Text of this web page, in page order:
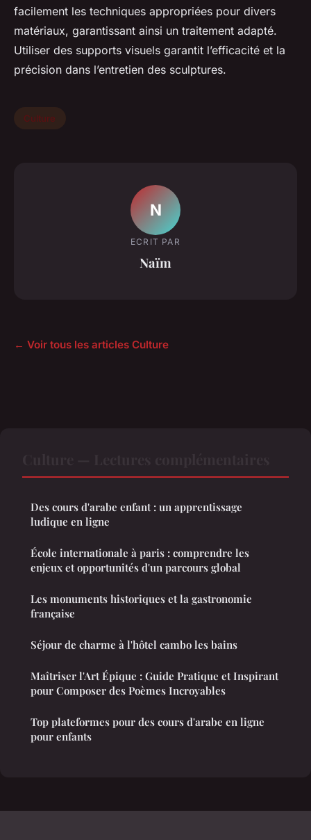
facilement les techniques appropriées pour divers
matériaux, garantissant ainsi un traitement adapté.
Utiliser des supports visuels garantit l’efficacité et la
précision dans l’entretien des sculptures.
Culture
N
ECRIT PAR
Naïm
← Voir tous les articles Culture
Des cours d'arabe enfant : un apprentissage
ludique en ligne
École internationale à paris : comprendre les
enjeux et opportunités d'un parcours global
Les monuments historiques et la gastronomie
française
Séjour de charme à l'hôtel cambo les bains
Maîtriser l'Art Épique : Guide Pratique et Inspirant
pour Composer des Poèmes Incroyables
Top plateformes pour des cours d'arabe en ligne
pour enfants